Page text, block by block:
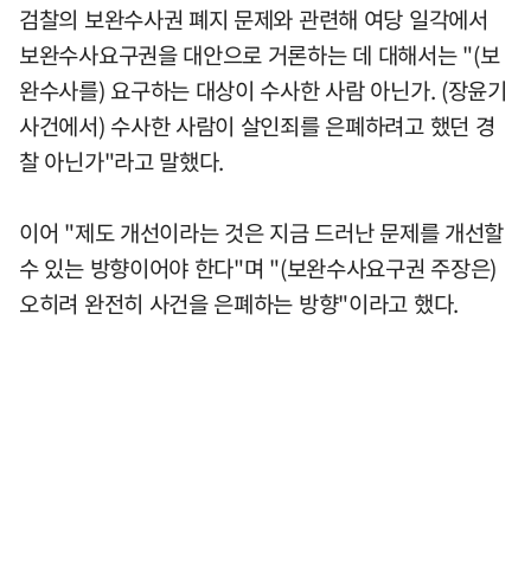
검찰의 보완수사권 폐지 문제와 관련해 여당 일각에서
보완수사요구권을 대안으로 거론하는 데 대해서는 "(보
완수사를) 요구하는 대상이 수사한 사람 아닌가. (장윤기
사건에서) 수사한 사람이 살인죄를 은폐하려고 했던 경
찰 아닌가"라고 말했다.
이어 "제도 개선이라는 것은 지금 드러난 문제를 개선할
수 있는 방향이어야 한다"며 "(보완수사요구권 주장은)
오히려 완전히 사건을 은폐하는 방향"이라고 했다.